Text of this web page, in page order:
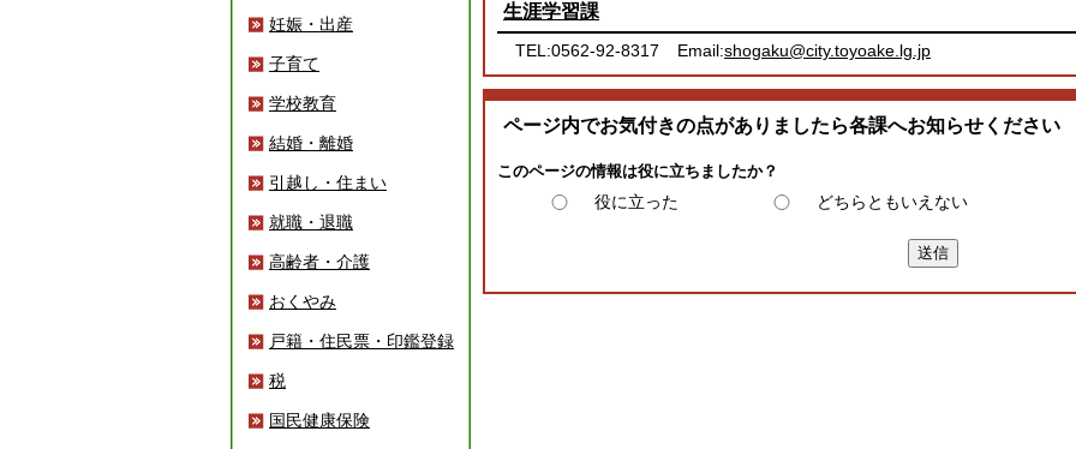
妊娠・出産
子育て
学校教育
結婚・離婚
引越し・住まい
就職・退職
高齢者・介護
おくやみ
戸籍・住民票・印鑑登録
税
国民健康保険
生涯学習課
TEL:0562-92-8317 Email:shogaku@city.toyoake.lg.jp
ページ内でお気付きの点がありましたら各課へお知らせください
このページの情報は役に立ちましたか？
役に立った どちらともいえない